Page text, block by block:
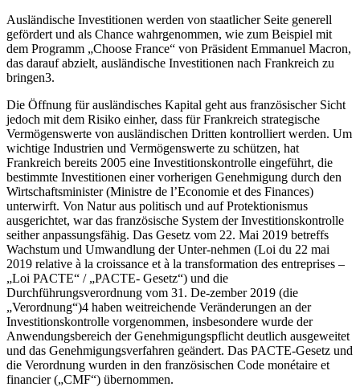
Ausländische Investitionen werden von staatlicher Seite generell
gefördert und als Chance wahrgenommen, wie zum Beispiel mit
dem Programm „Choose France“ von Präsident Emmanuel Macron,
das darauf abzielt, ausländische Investitionen nach Frankreich zu
bringen3.
Die Öffnung für ausländisches Kapital geht aus französischer Sicht
jedoch mit dem Risiko einher, dass für Frankreich strategische
Vermögenswerte von ausländischen Dritten kontrolliert werden. Um
wichtige Industrien und Vermögenswerte zu schützen, hat
Frankreich bereits 2005 eine Investitionskontrolle eingeführt, die
bestimmte Investitionen einer vorherigen Genehmigung durch den
Wirtschaftsminister (Ministre de l’Economie et des Finances)
unterwirft. Von Natur aus politisch und auf Protektionismus
ausgerichtet, war das französische System der Investitionskontrolle
seither anpassungsfähig. Das Gesetz vom 22. Mai 2019 betreffs
Wachstum und Umwandlung der Unter-nehmen (Loi du 22 mai
2019 relative à la croissance et à la transformation des entreprises –
„Loi PACTE“ / „PACTE- Gesetz“) und die
Durchführungsverordnung vom 31. De-zember 2019 (die
„Verordnung“)4 haben weitreichende Veränderungen an der
Investitionskontrolle vorgenommen, insbesondere wurde der
Anwendungsbereich der Genehmigungspflicht deutlich ausgeweitet
und das Genehmigungsverfahren geändert. Das PACTE-Gesetz und
die Verordnung wurden in den französischen Code monétaire et
financier („CMF“) übernommen.